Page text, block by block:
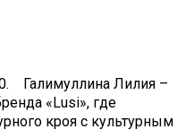
Галимуллина Лилия –
«Lusi», где
кроя с культурным